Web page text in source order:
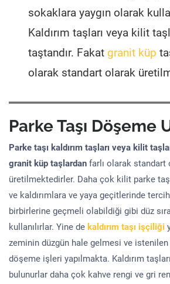
sokaklara yaygın olarak
Kaldırım taşları veya kilit
taştandır. Fakat granit küp
olarak standart olarak
Parke Taşı Döşeme
Parke taşı kaldırım taşları veya kilit
granit küp taşlardan farlı olarak standart
üretilmektedirler. Daha çok kilit parke
ve kaldırımlara ve yaya geçitlerinde
birbirlerine geçmeli olabildiği gibi düz
kullanılırlar. Yine de kaldırım taşı işçiliği
zeminin düzgün hale gelmesi ve
döşeme işleri yapılmakta. Kaldırım
bulunurlar daha çok kahve rengi ve gri